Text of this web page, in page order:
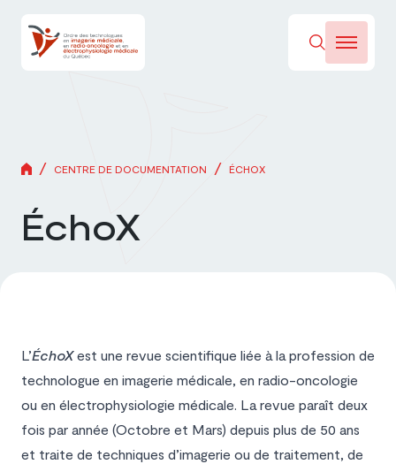
/ CENTRE DE DOCUMENTATION / ÉCHOX
ÉchoX
L’ÉchoXest une revue scientifique liée à la profession de
technologue en imagerie médicale, en radio-oncologie
ou en électrophysiologie médicale. La revue paraît deux
fois par année (Octobre et Mars) depuis plus de 50 ans
et traite de techniques d’imagerie ou de traitement, de